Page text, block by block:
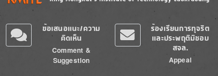
ข้อเสนอแนะ/ความ
คิดเห็น
Comment &
Suggestion
ร้องเรียนการทุจริต
และประพฤติมิชอบ
สจล.
Appeal